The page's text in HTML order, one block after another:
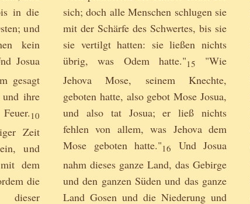
in die
und
kein
Josua
gesagt
ihre
10
Zeit
und
dem
die
sich; doch alle Menschen schlugen sie
mit der Schärfe des Schwertes, bis sie
sie vertilgt hatten: sie ließen nichts
übrig, was Odem hatte."15
"Wie
Jehova Mose, seinem Knechte,
geboten hatte, also gebot Mose Josua,
und also tat Josua; er ließ nichts
fehlen von allem, was Jehova dem
Mose geboten hatte."16
Und Josua
nahm dieses ganze Land, das Gebirge
und den ganzen Süden und das ganze
Land Gosen und die Niederung und